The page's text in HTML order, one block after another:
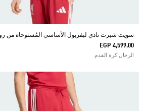
سويت شيرت نادي ليفربول الأساسي المُستوحاة من
EGP 4,599.00
الرجال كرة القدم